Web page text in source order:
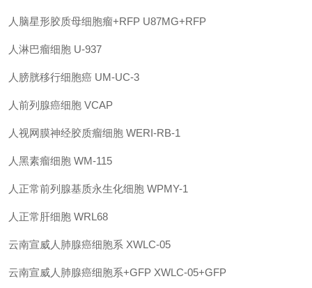
人脑星形胶质母细胞瘤+RFP U87MG+RFP
人淋巴瘤细胞 U-937
人膀胱移行细胞癌 UM-UC-3
人前列腺癌细胞 VCAP
人视网膜神经胶质瘤细胞 WERI-RB-1
人黑素瘤细胞 WM-115
人正常前列腺基质永生化细胞 WPMY-1
人正常肝细胞 WRL68
云南宣威人肺腺癌细胞系 XWLC-05
云南宣威人肺腺癌细胞系+GFP XWLC-05+GFP